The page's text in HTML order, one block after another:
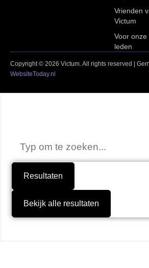
Vrienden
Victum
Voor onze
leden
Copyright © 2026 Victum. All rights reserved |
WebsiteToday.nl
Resultaten
Bekijk alle resultaten